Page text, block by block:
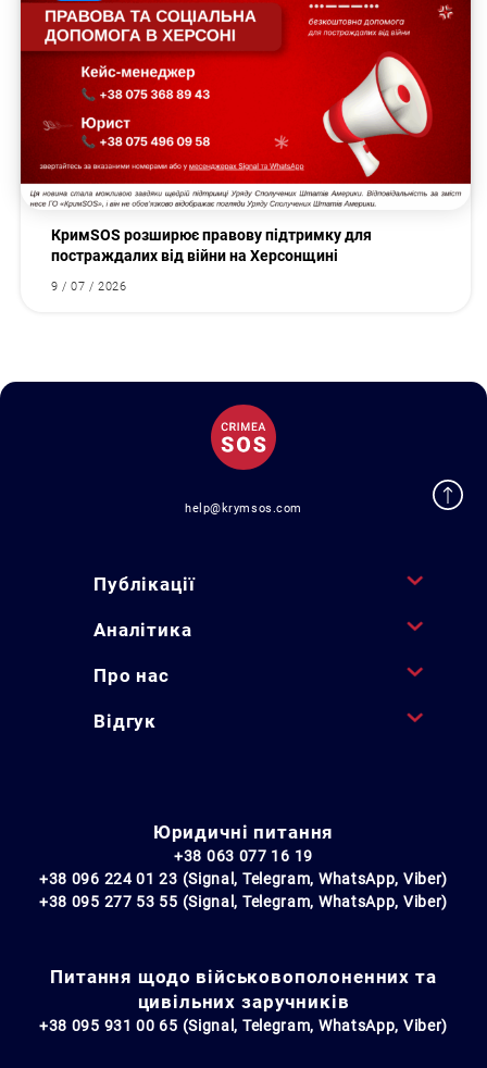
КримSOS розширює правову підтримку для
постраждалих від війни на Херсонщині
9 / 07 / 2026
help@krymsos.com
Публікації
Аналітика
Про нас
Відгук
Юридичні питання
+38 063 077 16 19
+38 096 224 01 23 (Signal, Telegram, WhatsApp, Viber)
+38 095 277 53 55 (Signal, Telegram, WhatsApp, Viber)
Питання щодо військовополоненних та
цивільних заручників
+38 095 931 00 65 (Signal, Telegram, WhatsApp, Viber)